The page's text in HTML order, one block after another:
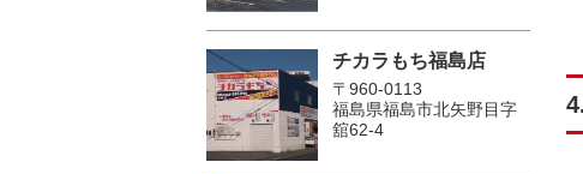
チカラもち福島店
〒960-0113
福島県福島市北矢野目字
舘62-4